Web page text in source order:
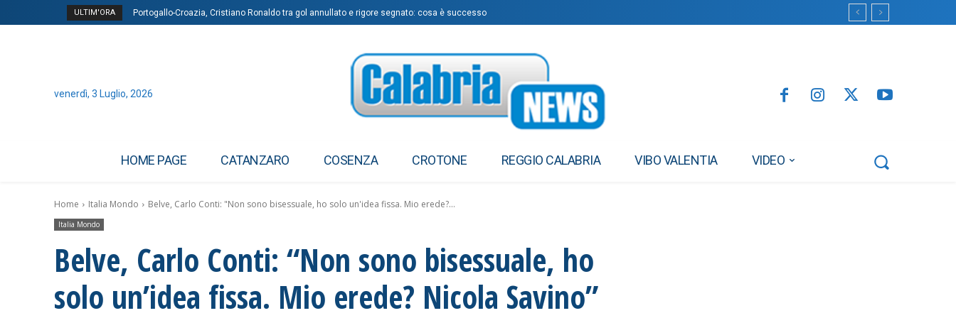
ULTIM'ORA Portogallo-Croazia, Cristiano Ronaldo tra gol annullato e rigore segnato: cosa è successo
venerdì, 3 Luglio, 2026
HOME PAGE CATANZARO COSENZA CROTONE REGGIO CALABRIA VIBO VALENTIA VIDEO
Home Italia Mondo Belve, Carlo Conti: "Non sono bisessuale, ho solo un'idea fissa. Mio erede?...
Italia Mondo
Belve, Carlo Conti: “Non sono bisessuale, ho
solo un’idea fissa. Mio erede? Nicola Savino”